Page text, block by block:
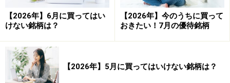
株価は下に吸い寄せられ、株価が上に空いた場合には株
価は上に吸い寄せられます。そして、窓を埋めるか否か
そして、3つ窓をあける（三空）と、勢いの力強さを確
認できると言われていて、株価反転への力強さとして確
【2026年】6月に買ってはい
けない銘柄は？
【2026年】今のうちに買って
おきたい！7月の優待銘柄
【2026年】5月に買ってはいけない銘柄は？